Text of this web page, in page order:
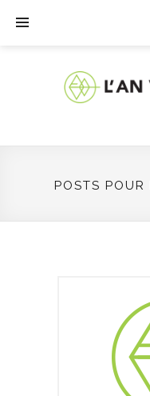
POSTS POUR